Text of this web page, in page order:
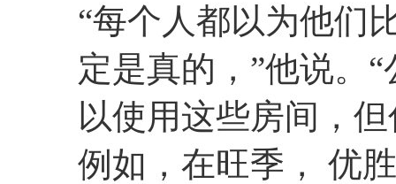
“每个人都以为他们
定是真的，”他说。
以使用这些房间，
例如，在旺季， 优